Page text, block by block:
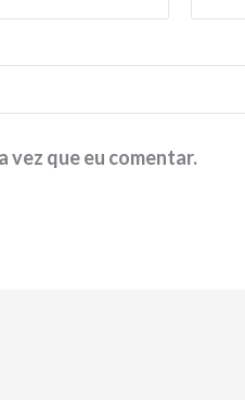
vez que eu comentar.